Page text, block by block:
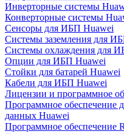
Инверторные системы
Конверторные системы
Сенсоры для ИБП Huawei
Системы заземления для
Системы охлаждения для
Опции для ИБП Huawei
Стойки для батарей Huawei
Кабели для ИБП Huawei
Лицензии и программное
Программное обеспечение
данных Huawei
Программное обеспечение